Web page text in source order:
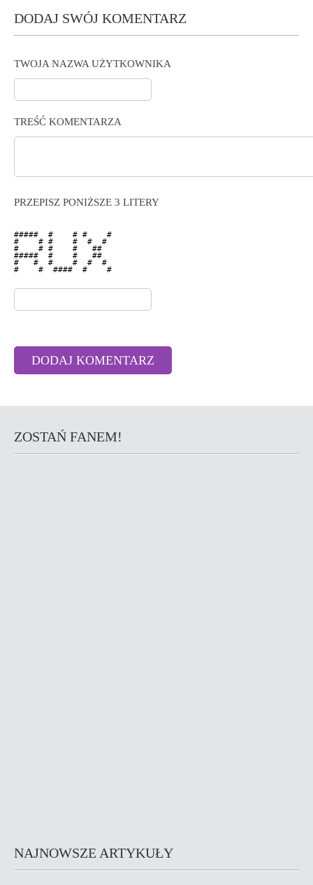
DODAJ SWÓJ KOMENTARZ
TWOJA NAZWA UŻYTKOWNIKA
TREŚĆ KOMENTARZA
PRZEPISZ PONIŻSZE 3 LITERY
#####  #    # #    #
#    # #    #  #  #
#    # #    #   ##
#####  #    #   ##
#   #  #    #  #  #
#    #  ####  #    #
ZOSTAŃ FANEM!
NAJNOWSZE ARTYKUŁY